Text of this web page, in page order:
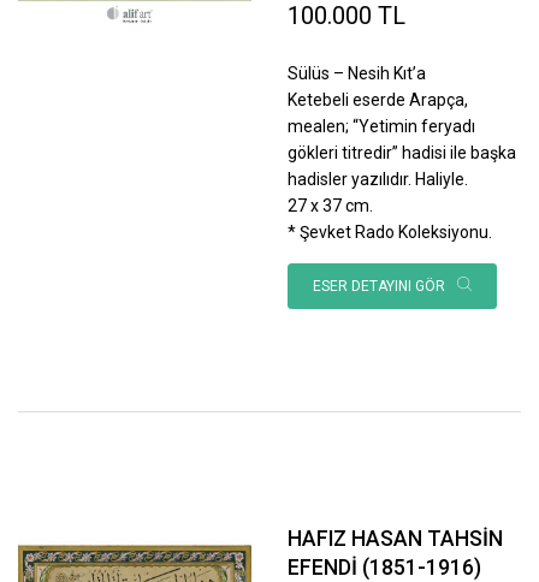
100.000 TL
Sülüs – Nesih Kıt’a
Ketebeli eserde Arapça,
mealen; “Yetimin feryadı
gökleri titredir” hadisi ile başka
hadisler yazılıdır. Haliyle.
27 x 37 cm.
* Şevket Rado Koleksiyonu.
ESER DETAYINI GÖR
HAFIZ HASAN TAHSİN
EFENDİ (1851-1916)